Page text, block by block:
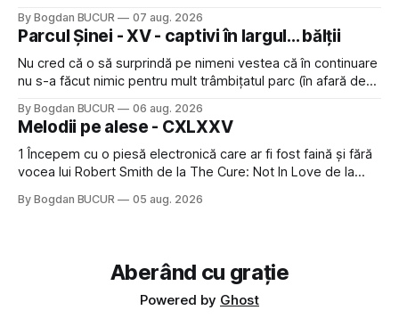
lăsat rece la prima vedere, după care m-a făcut să mă
îndrăgostesc de el. Nu mi-a plăcut faptul
By Bogdan BUCUR 07 aug. 2026
Parcul Șinei - XV - captivi în largul... bălții
Nu cred că o să surprindă pe nimeni vestea că în continuare
nu s-a făcut nimic pentru mult trâmbițatul parc (în afară de
timp pui și latră prin gard la lumea care trece prin zonă). Am
avut, în schimb, o belea
By Bogdan BUCUR 06 aug. 2026
Melodii pe alese - CXLXXV
1 Începem cu o piesă electronică care ar fi fost faină și fără
vocea lui Robert Smith de la The Cure: Not In Love de la
a dovedit că jumătatea masculină a acelui duo era cam
By Bogdan BUCUR 05 aug. 2026
Aberând cu grație
Powered by Ghost